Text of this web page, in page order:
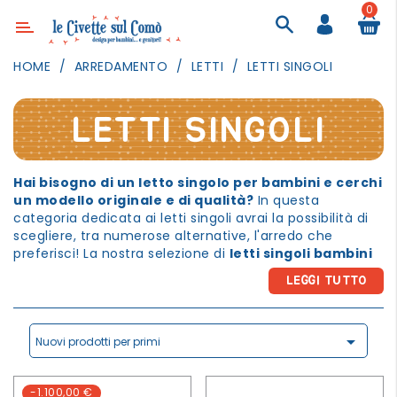
Categoria
ILLUMINAZIONE
TESSILI
DECORANDO
LE
PARETI
GIOCHI
FESTE
OUTDOOR
0
HOME ARREDAMENTO LETTI LETTI SINGOLI
LETTI SINGOLI
Hai bisogno di un letto singolo per bambini e cerchi
un modello originale e di qualità? In questa
categoria dedicata ai letti singoli avrai la possibilità di
scegliere, tra numerose alternative, l'arredo che
preferisci! La nostra selezione di letti singoli bambini
ti lascerà soltanto l'imbarazzo della scelta. I nostri letti
per bambini esistono in tante forme diverse:
letti a castello per bambini;
letti a soppalco per bambini;
letti estraibili bambini;
letti bambini con cassetti
LEGGI TUTTO
Nuovi prodotti per primi 
-1.100,00 €